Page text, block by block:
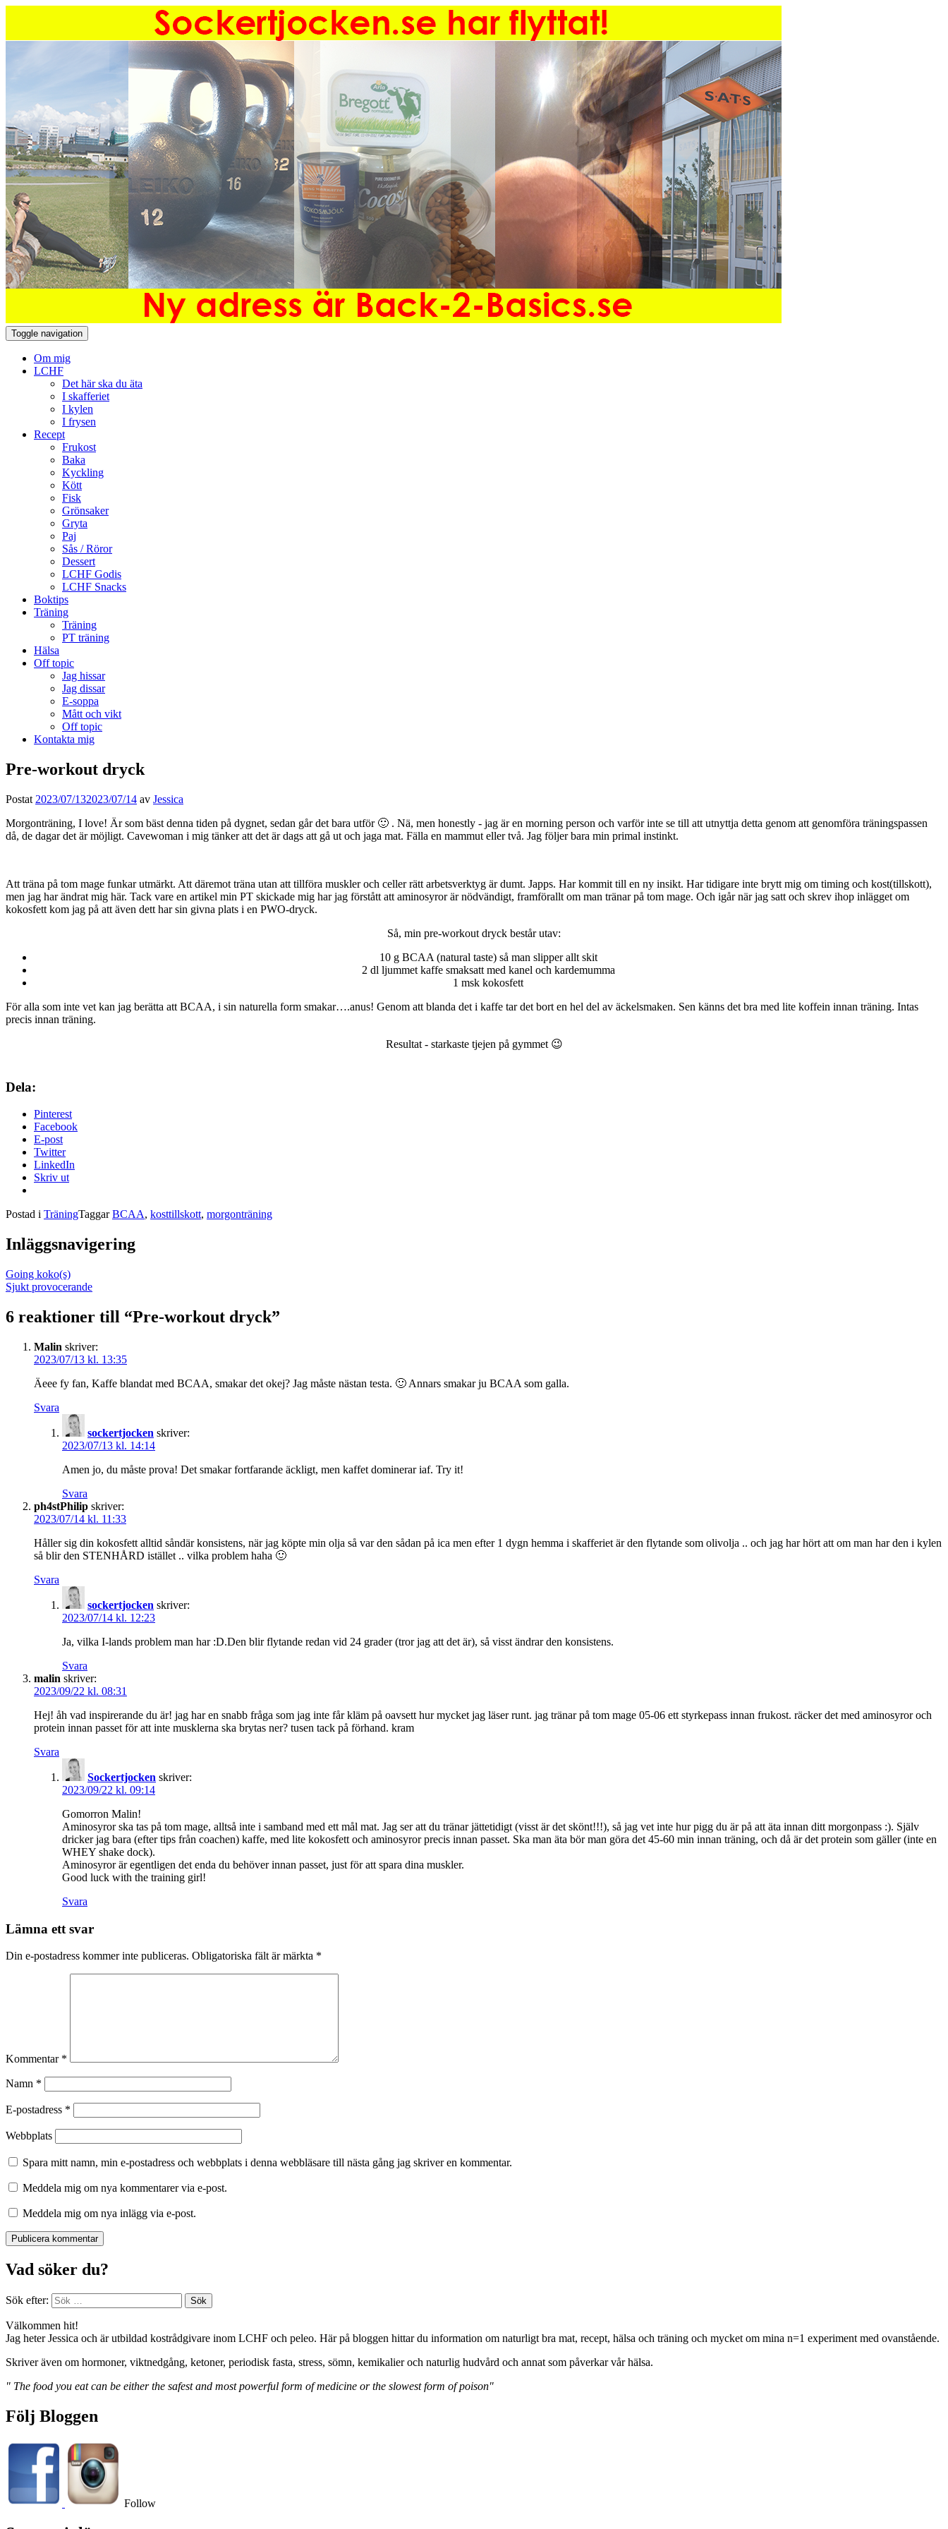
Toggle navigation
Om mig
LCHF
Det här ska du äta
I skafferiet
I kylen
I frysen
Recept
Frukost
Baka
Kyckling
Kött
Fisk
Grönsaker
Gryta
Paj
Sås / Röror
Dessert
LCHF Godis
LCHF Snacks
Boktips
Träning
Träning
PT träning
Hälsa
Off topic
Jag hissar
Jag dissar
E-soppa
Mått och vikt
Off topic
Kontakta mig
Pre-workout dryck
Postat 2023/07/132023/07/14 av Jessica
Morgonträning, I love! Är som bäst denna tiden på dygnet, sedan går det bara utför 🙂 . Nä, men honestly - jag är en morning person och varför inte se till att utnyttja detta genom att genomföra träningspassen
då, de dagar det är möjligt. Cavewoman i mig tänker att det är dags att gå ut och jaga mat. Fälla en mammut eller två. Jag följer bara min primal instinkt.
Att träna på tom mage funkar utmärkt. Att däremot träna utan att tillföra muskler och celler rätt arbetsverktyg är dumt. Japps. Har kommit till en ny insikt. Har tidigare inte brytt mig om timing och kost(tillskott),
men jag har ändrat mig här. Tack vare en artikel min PT skickade mig har jag förstått att aminosyror är nödvändigt, framförallt om man tränar på tom mage. Och igår när jag satt och skrev ihop inlägget om
kokosfett kom jag på att även dett har sin givna plats i en PWO-dryck.
Så, min pre-workout dryck består utav:
10 g BCAA (natural taste) så man slipper allt skit
2 dl ljummet kaffe smaksatt med kanel och kardemumma
1 msk kokosfett
För alla som inte vet kan jag berätta att BCAA, i sin naturella form smakar….anus! Genom att blanda det i kaffe tar det bort en hel del av äckelsmaken. Sen känns det bra med lite koffein innan träning. Intas
precis innan träning.
Resultat - starkaste tjejen på gymmet 😉
Dela:
Pinterest
Facebook
E-post
Twitter
LinkedIn
Skriv ut
Postad i TräningTaggarBCAA, kosttillskott, morgonträning
Inläggsnavigering
Going koko(s)
Sjukt provocerande
6 reaktioner till “Pre-workout dryck”
Malin skriver:
2023/07/13 kl. 13:35
Äeee fy fan, Kaffe blandat med BCAA, smakar det okej? Jag måste nästan testa. 🙂 Annars smakar ju BCAA som galla.
Svara
sockertjocken skriver:
2023/07/13 kl. 14:14
Amen jo, du måste prova! Det smakar fortfarande äckligt, men kaffet dominerar iaf. Try it!
Svara
ph4stPhilip skriver:
2023/07/14 kl. 11:33
Håller sig din kokosfett alltid såndär konsistens, när jag köpte min olja så var den sådan på ica men efter 1 dygn hemma i skafferiet är den flytande som olivolja .. och jag har hört att om man har den i kylen
så blir den STENHÅRD istället .. vilka problem haha 🙂
Svara
sockertjocken skriver:
2023/07/14 kl. 12:23
Ja, vilka I-lands problem man har :D.Den blir flytande redan vid 24 grader (tror jag att det är), så visst ändrar den konsistens.
Svara
malin skriver:
2023/09/22 kl. 08:31
Hej! åh vad inspirerande du är! jag har en snabb fråga som jag inte får kläm på oavsett hur mycket jag läser runt. jag tränar på tom mage 05-06 ett styrkepass innan frukost. räcker det med aminosyror och
protein innan passet för att inte musklerna ska brytas ner? tusen tack på förhand. kram
Svara
Sockertjocken skriver:
2023/09/22 kl. 09:14
Gomorron Malin!
Aminosyror ska tas på tom mage, alltså inte i samband med ett mål mat. Jag ser att du tränar jättetidigt (visst är det skönt!!!), så jag vet inte hur pigg du är på att äta innan ditt morgonpass :). Själv
dricker jag bara (efter tips från coachen) kaffe, med lite kokosfett och aminosyror precis innan passet. Ska man äta bör man göra det 45-60 min innan träning, och då är det protein som gäller (inte en
WHEY shake dock).
Aminosyror är egentligen det enda du behöver innan passet, just för att spara dina muskler.
Good luck with the training girl!
Svara
Lämna ett svar
Din e-postadress kommer inte publiceras. Obligatoriska fält är märkta *
Kommentar *
Namn *
E-postadress *
Webbplats
Spara mitt namn, min e-postadress och webbplats i denna webbläsare till nästa gång jag skriver en kommentar.
Meddela mig om nya kommentarer via e-post.
Meddela mig om nya inlägg via e-post.
Vad söker du?
Sök efter:
Välkommen hit!
Jag heter Jessica och är utbildad kostrådgivare inom LCHF och peleo. Här på bloggen hittar du information om naturligt bra mat, recept, hälsa och träning och mycket om mina n=1 experiment med ovanstående.
Skriver även om hormoner, viktnedgång, ketoner, periodisk fasta, stress, sömn, kemikalier och naturlig hudvård och annat som påverkar vår hälsa.
" The food you eat can be either the safest and most powerful form of medicine or the slowest form of poison"
Följ Bloggen
Follow